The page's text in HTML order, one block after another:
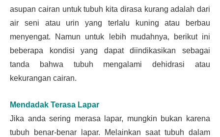
asupan cairan untuk tubuh kita dirasa kurang adalah dari
air seni atau urin yang terlalu kuning atau berbau
menyengat. Namun untuk lebih mudahnya, berikut ini
beberapa kondisi yang dapat diindikasikan sebagai
tanda bahwa tubuh mengalami dehidrasi atau
kekurangan cairan.
Mendadak Terasa Lapar
Jika anda sering merasa lapar, mungkin bukan karena
tubuh benar-benar lapar. Melainkan saat tubuh dalam